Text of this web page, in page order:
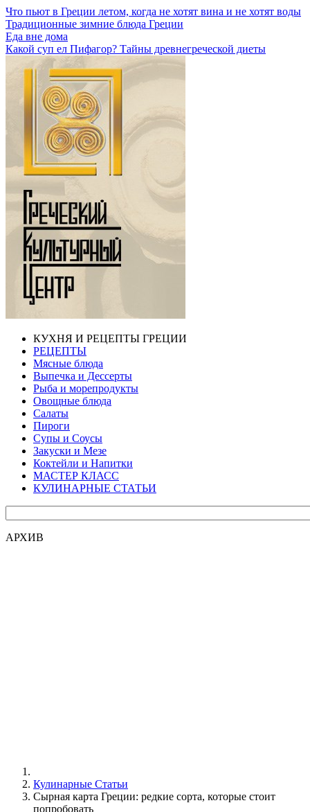
Что пьют в Греции летом, когда не хотят вина и не хотят воды
Традиционные зимние блюда Греции
Еда вне дома
Какой суп ел Пифагор? Тайны древнегреческой диеты
КУХНЯ И РЕЦЕПТЫ ГРЕЦИИ
РЕЦЕПТЫ
Мясные блюда
Выпечка и Дессерты
Рыба и морепродукты
Овощные блюда
Салаты
Пироги
Супы и Соусы
Закуски и Мезе
Коктейли и Напитки
МАСТЕР КЛАСС
КУЛИНАРНЫЕ СТАТЬИ
АРХИВ
Кулинарные Статьи
Сырная карта Греции: редкие сорта, которые стоит
попробовать